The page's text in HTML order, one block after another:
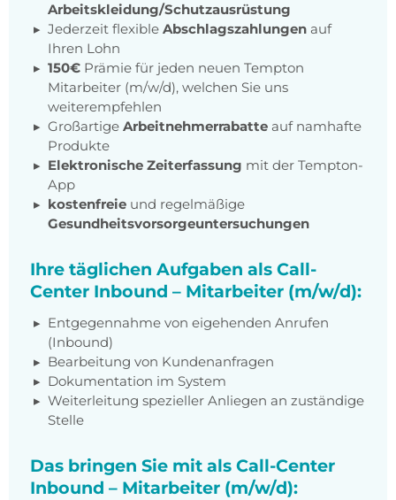
Arbeitskleidung/Schutzausrüstung
Jederzeit flexible Abschlagszahlungen auf
Ihren Lohn
150€ Prämie für jeden neuen Tempton
Mitarbeiter (m/w/d), welchen Sie uns
weiterempfehlen
Großartige Arbeitnehmerrabatte auf namhafte
Produkte
Elektronische Zeiterfassung mit der Tempton-
App
kostenfreie und regelmäßige
Gesundheitsvorsorgeuntersuchungen
Ihre täglichen Aufgaben als Call-
Center Inbound – Mitarbeiter (m/w/d):
Entgegennahme von eigehenden Anrufen
(Inbound)
Bearbeitung von Kundenanfragen
Dokumentation im System
Weiterleitung spezieller Anliegen an zuständige
Stelle
Das bringen Sie mit als Call-Center
Inbound – Mitarbeiter (m/w/d):